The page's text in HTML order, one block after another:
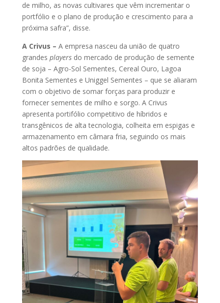
de milho, as novas cultivares que vêm incrementar o
portfólio e o plano de produção e crescimento para a
próxima safra”, disse.
A Crivus – A empresa nasceu da união de quatro
grandes playersdo mercado de produção de semente
de soja – Agro-Sol Sementes, Cereal Ouro, Lagoa
Bonita Sementes e Uniggel Sementes – que se aliaram
com o objetivo de somar forças para produzir e
fornecer sementes de milho e sorgo. A Crivus
apresenta portifólio competitivo de híbridos e
transgênicos de alta tecnologia, colheita em espigas e
armazenamento em câmara fria, seguindo os mais
altos padrões de qualidade.